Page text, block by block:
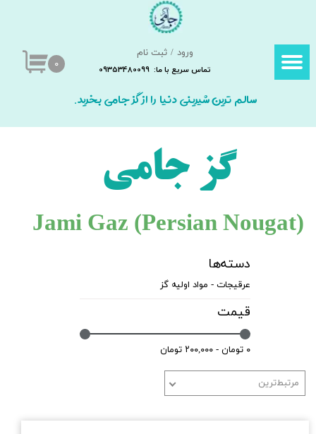
ورود / ثبت نام
تغییر گذر واژه
خروج از حساب کاربری
تماس سریع با ما: 09353480099 ۰
سالم ترین شیرینی دنیا را از گز جامی بخرید.
گز جامی
Jami Gaz (Persian Nougat​​​​​​​)
دسته‌ها
عرقیجات - مواد اولیه گز
قیمت
۰ تومان - ۲۰۰,۰۰۰ تومان
مرتبط‌ترین